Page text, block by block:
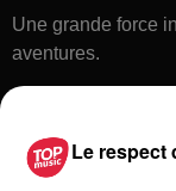
Une grande force
aventures.
Le respect